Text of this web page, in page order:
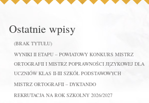
Ostatnie wpisy
(BRAK TYTUŁU)
WYNIKI II ETAPU – POWIATOWY KONKURS MISTRZ
ORTOGRAFII I MISTRZ POPRAWNOŚCI JĘZYKOWEJ DLA
UCZNIÓW KLAS II-III SZKÓŁ PODSTAWOWYCH
MISTRZ ORTOGRAFII – DYKTANDO
REKRUTACJA NA ROK SZKOLNY 2026/2027